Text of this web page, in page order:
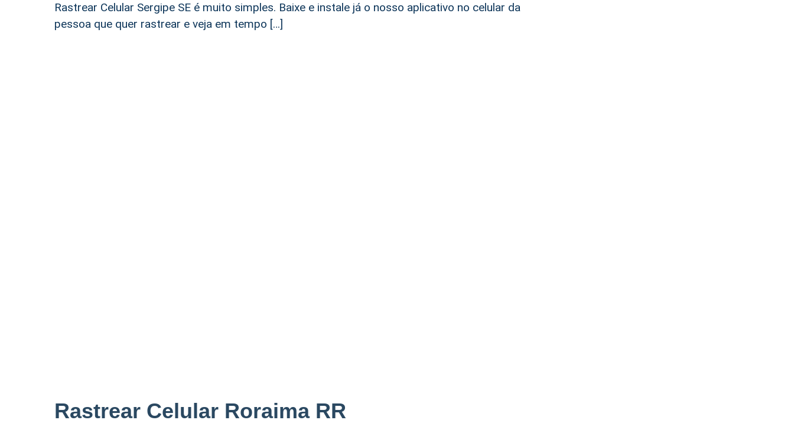
Rastrear Celular Sergipe SE é muito simples. Baixe e instale já o nosso aplicativo no celular da
pessoa que quer rastrear e veja em tempo […]
Rastrear Celular Roraima RR